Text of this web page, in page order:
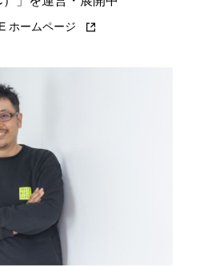
ホームページ